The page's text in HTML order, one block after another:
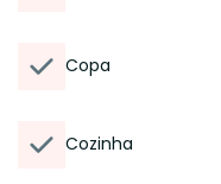
Copa
Cozinha